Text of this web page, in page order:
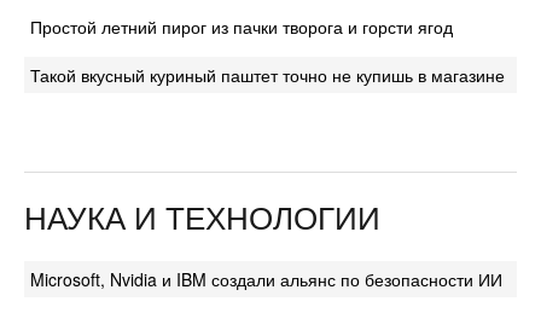
Простой летний пирог из пачки творога и горсти ягод
Такой вкусный куриный паштет точно не купишь в магазине
НАУКА И ТЕХНОЛОГИИ
Microsoft, Nvidia и IBM создали альянс по безопасности ИИ